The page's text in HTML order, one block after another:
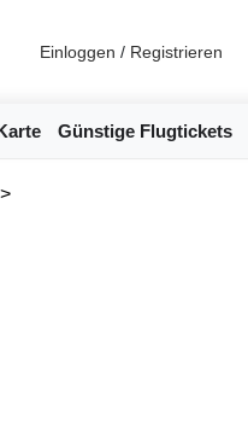
Einloggen / Registrieren
Günstige Flugtickets